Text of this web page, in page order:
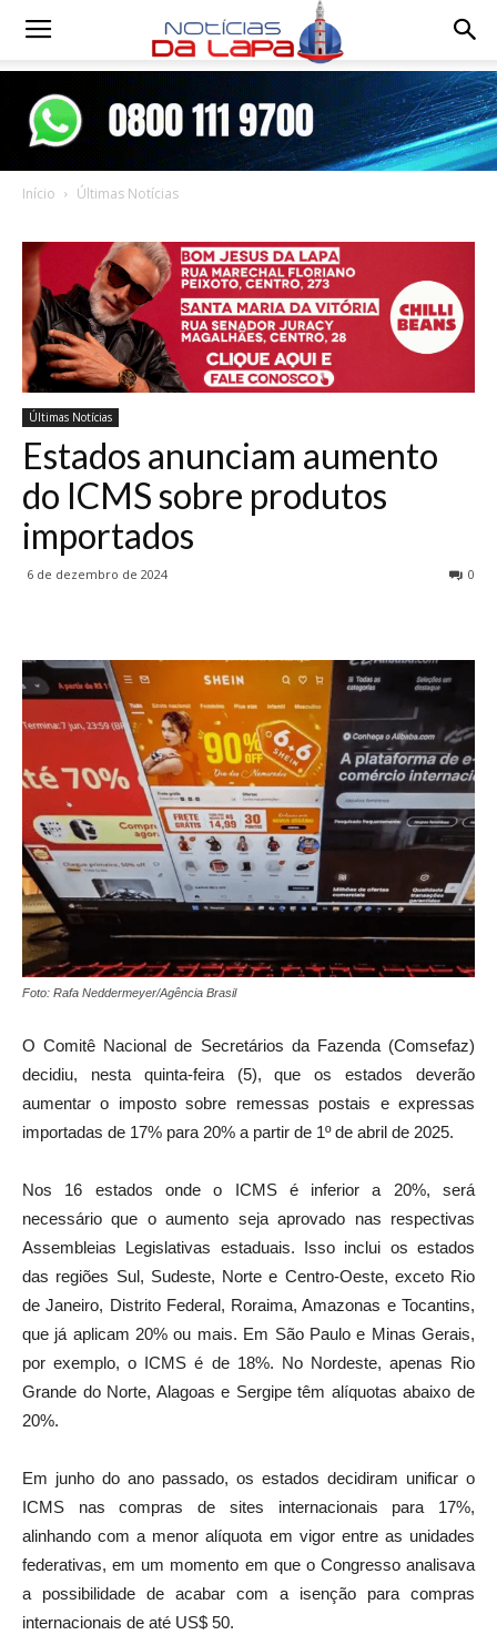
Notícias
Início Últimas Notícias
Últimas Notícias
Estados anunciam aumento
do ICMS sobre produtos
importados
6 de dezembro de 2024 0
Foto: Rafa Neddermeyer/Agência Brasil
O Comitê Nacional de Secretários da Fazenda (Comsefaz)
decidiu, nesta quinta-feira (5), que os estados deverão
aumentar o imposto sobre remessas postais e expressas
importadas de 17% para 20% a partir de 1º de abril de 2025.
Nos 16 estados onde o ICMS é inferior a 20%, será
necessário que o aumento seja aprovado nas respectivas
Assembleias Legislativas estaduais. Isso inclui os estados
das regiões Sul, Sudeste, Norte e Centro-Oeste, exceto Rio
de Janeiro, Distrito Federal, Roraima, Amazonas e Tocantins,
que já aplicam 20% ou mais. Em São Paulo e Minas Gerais,
por exemplo, o ICMS é de 18%. No Nordeste, apenas Rio
Grande do Norte, Alagoas e Sergipe têm alíquotas abaixo de
20%.
Em junho do ano passado, os estados decidiram unificar o
ICMS nas compras de sites internacionais para 17%,
alinhando com a menor alíquota em vigor entre as unidades
federativas, em um momento em que o Congresso analisava
a possibilidade de acabar com a isenção para compras
internacionais de até US$ 50.